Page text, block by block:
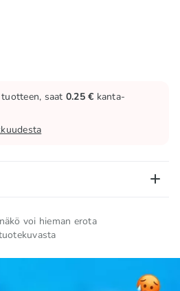
saat 0.25 € kanta-
0.335 L
voi hieman erota